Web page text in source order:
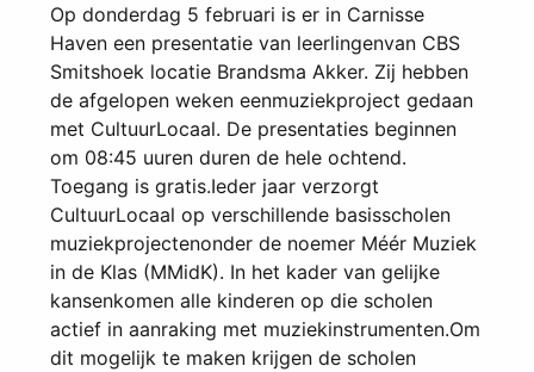
Op donderdag 5 februari is er in Carnisse
Haven een presentatie van leerlingenvan CBS
Smitshoek locatie Brandsma Akker. Zij hebben
de afgelopen weken eenmuziekproject gedaan
met CultuurLocaal. De presentaties beginnen
om 08:45 uuren duren de hele ochtend.
Toegang is gratis.Ieder jaar verzorgt
CultuurLocaal op verschillende basisscholen
muziekprojectenonder de noemer Méér Muziek
in de Klas (MMidK). In het kader van gelijke
kansenkomen alle kinderen op die scholen
actief in aanraking met muziekinstrumenten.Om
dit mogelijk te maken krijgen de scholen